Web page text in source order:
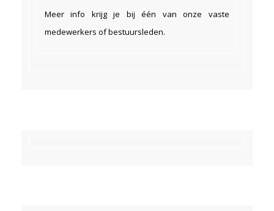
Meer info krijg je bij één van onze vaste
medewerkers of bestuursleden.